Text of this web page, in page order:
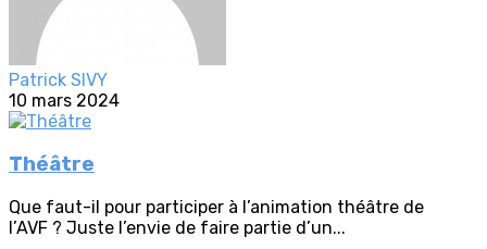
Patrick SIVY
10 mars 2024
Théâtre
Que faut-il pour participer à l’animation théâtre de
l’AVF ? Juste l’envie de faire partie d’un...